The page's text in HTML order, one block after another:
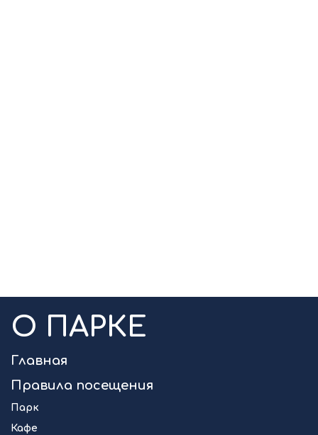
О ПАРКЕ
Главная
Правила посещения
Парк
Кафе